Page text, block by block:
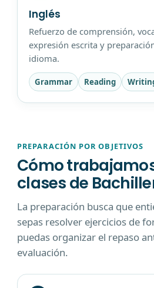
Inglés
Refuerzo de comprensión,
expresión escrita y
idioma.
Grammar Reading
PREPARACIÓN POR OBJETIVOS
Cómo
clases de
La preparación busca que
sepas resolver ejercicios de
puedas organizar el repaso
evaluación.